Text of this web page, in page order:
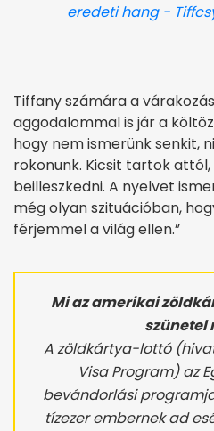
eredeti hang -
Tiffany számára a
aggodalommal is jár a
hogy nem ismerünk senkit,
rokonunk. Kicsit tartok
beilleszkedni. A nyelvet
még olyan szituációban,
férjemmel a világ ellen.”
Mi az amerikai
szünetel
A zöldkártya-lottó
Visa Program) az
bevándorlási
tízezer embernek ad